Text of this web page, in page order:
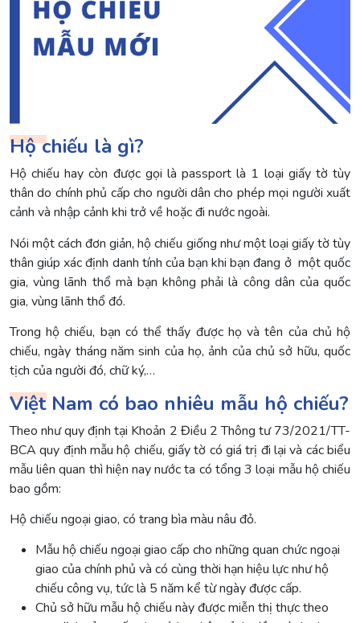
Hộ chiếu là gì?
Hộ chiếu hay còn được gọi là passport là 1 loại giấy tờ tùy
thân do chính phủ cấp cho người dân cho phép mọi người xuất
cảnh và nhập cảnh khi trở về hoặc đi nước ngoài.
Nói một cách đơn giản, hộ chiếu giống như một loại giấy tờ tùy
thân giúp xác định danh tính của bạn khi bạn đang ở một quốc
gia, vùng lãnh thổ mà bạn không phải là công dân của quốc
gia, vùng lãnh thổ đó.
Trong hộ chiếu, bạn có thể thấy được họ và tên của chủ hộ
chiếu, ngày tháng năm sinh của họ, ảnh của chủ sở hữu, quốc
tịch của người đó, chữ ký,…
Việt Nam có bao nhiêu mẫu hộ chiếu?
Theo như quy định tại Khoản 2 Điều 2 Thông tư 73/2021/TT-
BCA quy định mẫu hộ chiếu, giấy tờ có giá trị đi lại và các biểu
mẫu liên quan thì hiện nay nước ta có tổng 3 loại mẫu hộ chiếu
bao gồm:
Hộ chiếu ngoại giao, có trang bìa màu nâu đỏ.
Mẫu hộ chiếu ngoại giao cấp cho những quan chức ngoại
giao của chính phủ và có cùng thời hạn hiệu lực như hộ
chiếu công vụ, tức là 5 năm kể từ ngày được cấp.
Chủ sở hữu mẫu hộ chiếu này được miễn thị thực theo